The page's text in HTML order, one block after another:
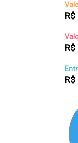
R$
R$
R$